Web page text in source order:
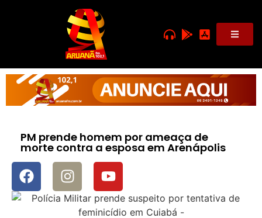
PM prende homem por ameaça de
morte contra a esposa em Arenápolis